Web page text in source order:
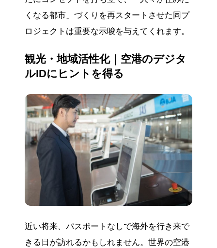
くなる都市」づくりを再スタートさせた同プ
ロジェクトは重要な示唆を与えてくれます。
観光・地域活性化｜空港のデジタ
ルIDにヒントを得る
近い将来、パスポートなしで海外を行き来で
きる日が訪れるかもしれません。世界の空港